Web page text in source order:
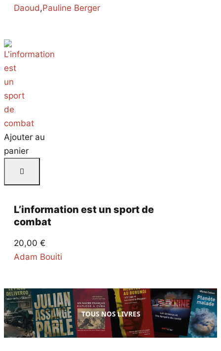
Daoud,Pauline Berger
Ajouter au
panier
L’information est un sport de
combat
20,00 €
Adam Bouiti
TOUS NOS LIVRES